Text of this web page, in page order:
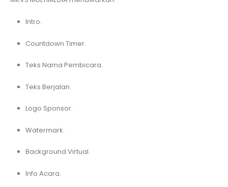
Intro.
Countdown Timer.
Teks Nama Pembicara.
Teks Berjalan.
Logo Sponsor.
Watermark.
Background Virtual.
Info Acara.